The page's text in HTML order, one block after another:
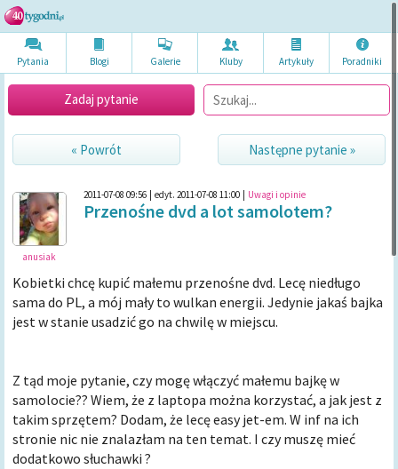
Pytania Blogi Galerie Kluby Artykuły Poradniki
Zadaj pytanie
« Powrót Następne pytanie »
anusiak
2011-07-08 09:56 edyt. 2011-07-08 11:00 Uwagi i opinie
Przenośne dvd a lot samolotem?
Kobietki chcę kupić małemu przenośne dvd. Lecę niedługo
sama do PL, a mój mały to wulkan energii. Jedynie jakaś bajka
jest w stanie usadzić go na chwilę w miejscu.
Z tąd moje pytanie, czy mogę włączyć małemu bajkę w
samolocie?? Wiem, że z laptopa można korzystać, a jak jest z
takim sprzętem? Dodam, że lecę easy jet-em. W inf na ich
stronie nic nie znalazłam na ten temat. I czy muszę mieć
dodatkowo słuchawki ?